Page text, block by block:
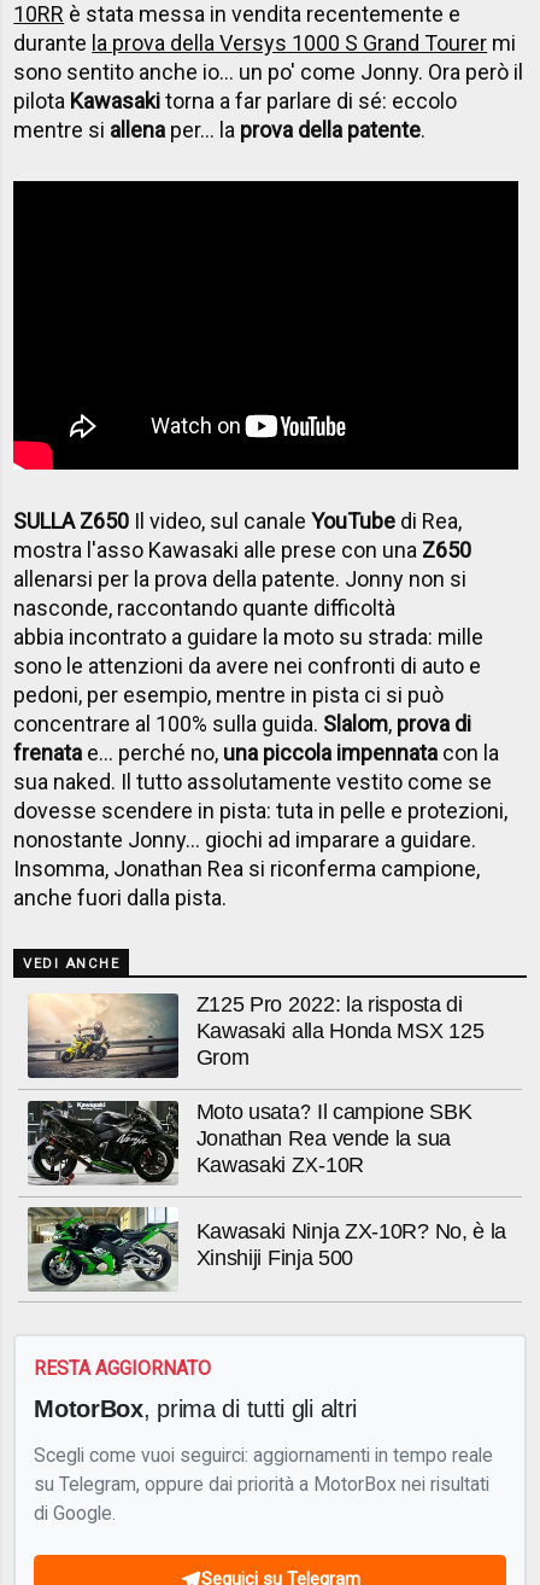
10RR è stata messa in vendita recentemente e
durante la prova della Versys 1000 S Grand Tourer mi
sono sentito anche io... un po' come Jonny. Ora però il
pilota Kawasakitorna a far parlare di sé: eccolo
mentre si allena per... la prova della patente.
SULLA Z650 Il video, sul canaleYouTube di Rea,
mostra l'asso Kawasaki alle prese con una Z650
allenarsi per la prova della patente. Jonny non si
nasconde, raccontando quante difficoltà
abbia incontrato a guidare la moto su strada: mille
sono le attenzioni da avere nei confronti di auto e
pedoni, per esempio, mentre in pista ci si può
concentrare al 100% sulla guida. Slalom, prova di
frenata e... perché no, una piccola impennata con la
sua naked. Il tutto assolutamente vestito come se
dovesse scendere in pista: tuta in pelle e protezioni,
nonostante Jonny... giochi ad imparare a guidare.
Insomma, Jonathan Rea si riconferma campione,
anche fuori dalla pista.
VEDI ANCHE
Z125 Pro 2022: la risposta di
Kawasaki alla Honda MSX 125
Grom
Moto usata? Il campione SBK
Jonathan Rea vende la sua
Kawasaki ZX-10R
Kawasaki Ninja ZX-10R? No, è la
Xinshiji Finja 500
RESTA AGGIORNATO
MotorBox, prima di tutti gli altri
Scegli come vuoi seguirci: aggiornamenti in tempo reale
su Telegram, oppure dai priorità a MotorBox nei risultati
di Google.
Seguici su Telegram